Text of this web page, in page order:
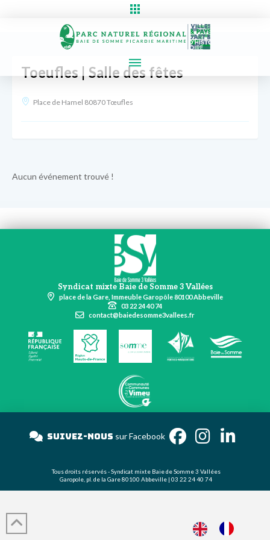
Toeufles | Salle des fêtes
Place de Hamel 80870 Tœufles
Aucun événement trouvé !
Syndicat mixte Baie de Somme 3 Vallées
place de la Gare, Immeuble Garopôle 80100 Abbeville
03 22 24 40 74
contact@baiedesomme3vallees.fr
Suivez-nous sur Facebook
Tous droits réservés - Syndicat mixte Baie de Somme 3 Vallées
Garopole, pl. de la Gare 80100 Abbeville | 03 22 24 40 74